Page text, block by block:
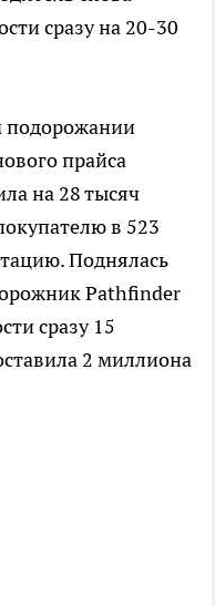
сразу на 20-30
подорожании
прайса
на 28 тысяч
в 523
Поднялась
Pathfinder
сразу 15
2 миллиона